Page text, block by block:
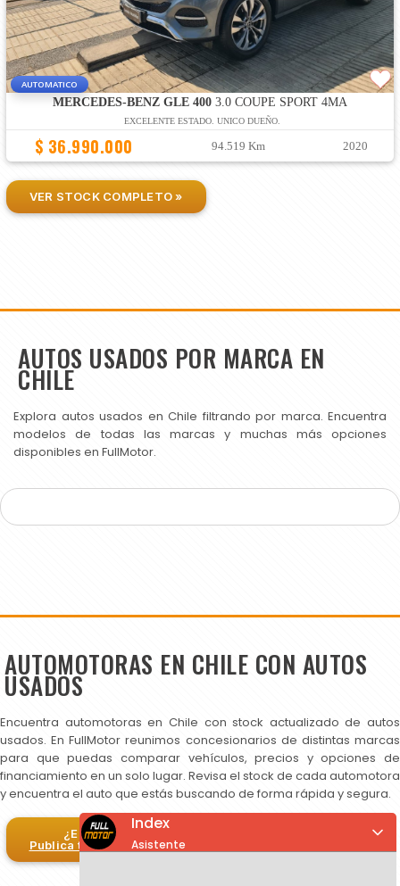
AUTOMATICO
MERCEDES-BENZ GLE 4003.0 COUPE SPORT 4MA
EXCELENTE ESTADO. UNICO DUEÑO.
$ 36.990.000 94.519 Km 2020
VER STOCK COMPLETO »
AUTOS USADOS POR MARCA EN
CHILE
Explora autos usados en Chile filtrando por marca. Encuentra
modelos de todas las marcas y muchas más opciones
disponibles en FullMotor.
AUTOMOTORAS EN CHILE CON AUTOS
USADOS
Encuentra automotoras en Chile con stock actualizado de autos
usados. En FullMotor reunimos concesionarios de distintas marcas
para que puedas comparar vehículos, precios y opciones de
financiamiento en un solo lugar. Revisa el stock de cada automotora
y encuentra el auto que estás buscando de forma rápida y segura.
¿Eres automotora?
Publica tus autos en FullMotor
Index
Asistente